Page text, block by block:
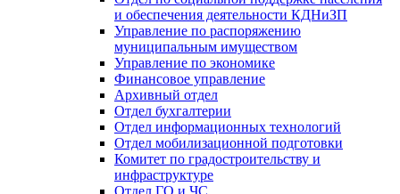
и обеспечения деятельности КДНиЗП
Управление по распоряжению
муниципальным имуществом
Управление по экономике
Финансовое управление
Архивный отдел
Отдел бухгалтерии
Отдел информационных технологий
Отдел мобилизационной подготовки
Комитет по градостроительству и
инфраструктуре
Отдел ГО и ЧС